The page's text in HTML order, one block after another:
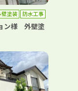
壁塗装 防水工事
ン様 外壁塗